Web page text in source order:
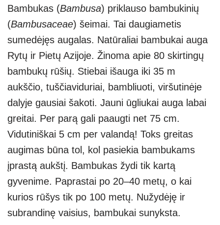
Bambukas (Bambusa) priklauso bambukinių
(Bambusaceae) šeimai. Tai daugiametis
sumedėjęs augalas. Natūraliai bambukai auga
Rytų ir Pietų Azijoje. Žinoma apie 80 skirtingų
bambukų rūšių. Stiebai išauga iki 35 m
aukščio, tuščiaviduriai, bambliuoti, viršutinėje
dalyje gausiai šakoti. Jauni ūgliukai auga labai
greitai. Per parą gali paaugti net 75 cm.
Vidutiniškai 5 cm per valandą! Toks greitas
augimas būna tol, kol pasiekia bambukams
įprastą aukštį. Bambukas žydi tik kartą
gyvenime. Paprastai po 20–40 metų, o kai
kurios rūšys tik po 100 metų. Nužydėję ir
subrandinę vaisius, bambukai sunyksta.